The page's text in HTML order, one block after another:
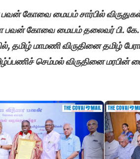
கோவை மையம் சார்பில்
பவன் கோவை மையம் தலைவர் பி.
தமிழ் மாமணி விருதினை தமிழ்
செம்மல் விருதினை மரபின்